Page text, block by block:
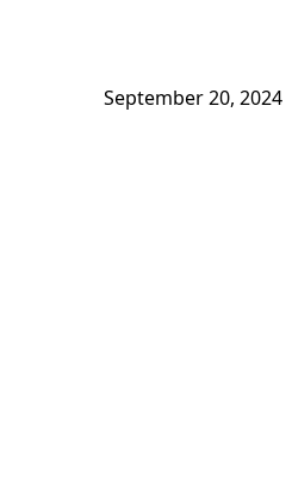
September 20, 2024